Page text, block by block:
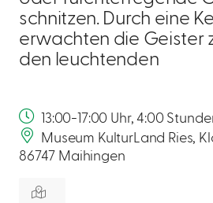
schnitzen. Durch eine
erwachten die Geister
den leuchtenden
13:00-17:00 Uhr, 4:00
Museum KulturLand Ries,
86747 Maihingen